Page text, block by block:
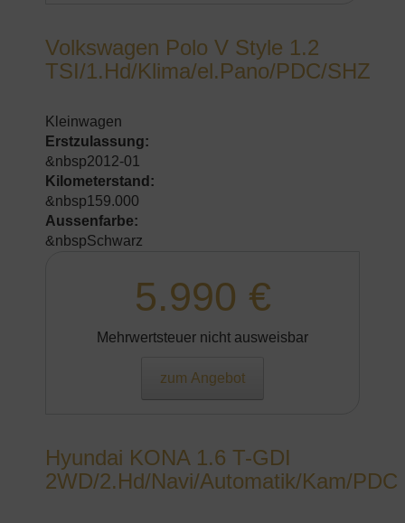
Volkswagen Polo V Style 1.2
TSI/1.Hd/Klima/el.Pano/PDC/SHZ
Kleinwagen
Erstzulassung:
&nbsp2012-01
Kilometerstand:
&nbsp159.000
Aussenfarbe:
&nbspSchwarz
5.990 €
Mehrwertsteuer nicht ausweisbar
zum Angebot
Hyundai KONA 1.6 T-GDI
2WD/2.Hd/Navi/Automatik/Kam/PDC